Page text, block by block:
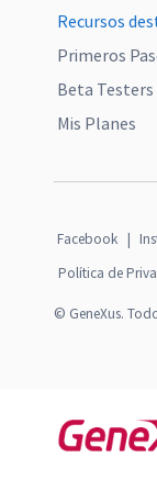
Recursos
Primeros
Beta Testers
Mis Planes
Facebook |
Política de
© GeneXus.